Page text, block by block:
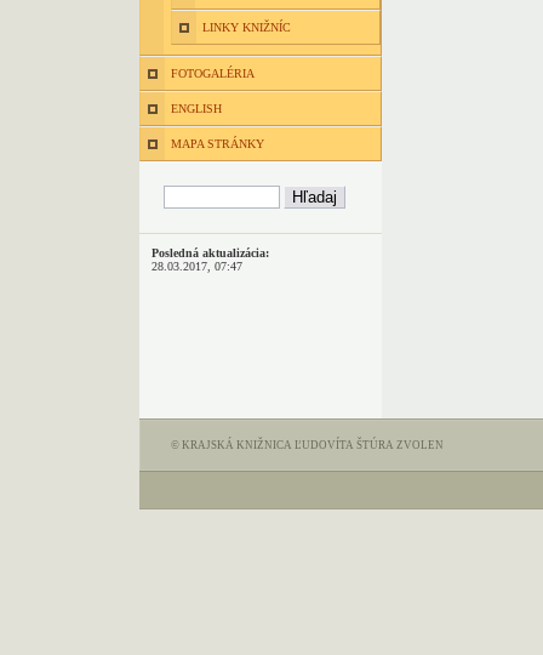
LINKY KNIŽNÍC
FOTOGALÉRIA
ENGLISH
MAPA STRÁNKY
Posledná aktualizácia:
28.03.2017, 07:47
© KRAJSKÁ KNIŽNICA ĽUDOVÍTA ŠTÚRA ZVOLEN